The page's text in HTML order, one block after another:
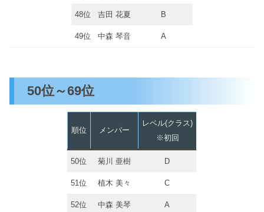
48位 吉田 花夏 B
49位 中森 琴音 A
50位～69位
順位 メンバー
レベル(クラス)
※初回
50位 菊川 亜樹 D
51位 植木 美々 C
52位 中森 美琴 A